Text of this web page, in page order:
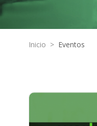
Inicio > Eventos